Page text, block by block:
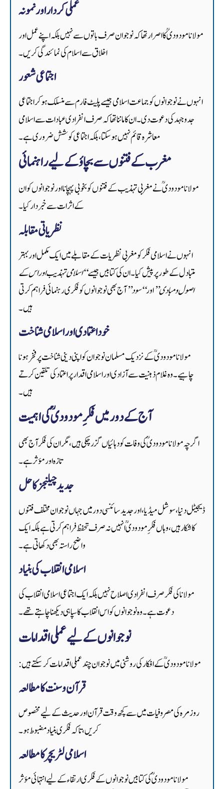
عملی کردار اور نمونہ
مولانا مودودیؒ کا اصرار تھا کہ نوجوان صرف باتوں سے نہیں بلکہ اپنے عمل اور
اخلاق سے اسلام کی نمائندگی کریں۔
اجتماعی شعور
انہوں نے نوجوانوں کو جماعت اسلامی جیسے پلیٹ فارم سے منسلک ہو کر اجتماعی
جدوجہد کی دعوت دی۔ ان کا ماننا تھا کہ صرف انفرادی عبادات سے اسلامی
معاشرہ قائم نہیں ہو سکتا، بلکہ اجتماعی کوشش ضروری ہے۔
مغرب کے فتنوں سے بچاؤ کے لیے راہنمائی
مولانا مودودیؒ نے مغربی تہذیب کے فتنوں کو بخوبی پہچانا اور نوجوانوں کو ان
کے اثرات سے خبردار کیا۔
نظریاتی مقابلہ
انہوں نے اسلامی فکر کو مغربی نظریات کے مقابلے میں ایک مکمل اور بہتر
متبادل کے طور پر پیش کیا۔ ان کی کتابیں جیسے“اسلامی تہذیب اور اس کے
اصول و مبادی”اور“سود”آج بھی نوجوانوں کو فکری رہنمائی فراہم کرتی
ہیں۔
خود اعتمادی اور اسلامی شناخت
مولانا مودودیؒ کے نزدیک مسلمان نوجوان کو اپنی دینی شناخت پر فخر ہونا
چاہیے۔ وہ غلام ذہنیت سے آزادی اور اسلامی اقدار پر اعتماد کی تلقین کرتے
ہیں۔
آج کے دور میں فکرِ مودودیؒ کی اہمیت
اگرچہ مولانا مودودیؒ کی وفات کو دہائیاں گزر چکی ہیں، مگر ان کی فکر آج بھی
تازہ اور مؤثر ہے۔
جدید چیلنجز کا حل
ڈیجیٹل دنیا، سوشل میڈیا، اور جدید سائنسی دور میں جہاں نوجوان مختلف فتنوں
کا شکار ہیں، وہاں فکرِ مودودیؒ انہیں نہ صرف تحفظ فراہم کرتی ہے بلکہ ایک
واضح راستہ بھی دکھاتی ہے۔
اسلامی انقلاب کی بنیاد
مولانا کی فکر صرف انفرادی اصلاح نہیں بلکہ ایک اجتماعی اسلامی انقلاب کی
دعوت ہے۔ وہ نوجوانوں کو اس انقلاب کا سپاہی دیکھنا چاہتے تھے۔
نوجوانوں کے لیے عملی اقدامات
مولانا مودودیؒ کے افکار کی روشنی میں نوجوان چند عملی اقدامات کر سکتے ہیں:
قرآن و سنت کا مطالعہ
روزمرہ کی مصروفیات میں سے کچھ وقت قرآن اور حدیث کے لیے مخصوص
کریں، تاکہ فکری بنیاد مضبوط ہو۔
اسلامی لٹریچر کا مطالعہ
مولانا مودودیؒ کی کتابیں نوجوانوں کے فکری ارتقاء کے لیے انتہائی مؤثر